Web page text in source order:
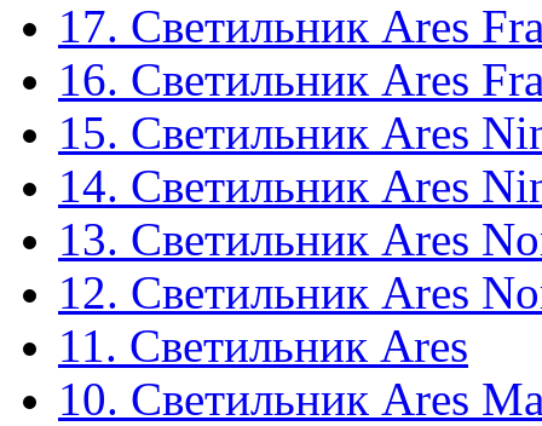
17. Светильник Ares
16. Светильник Ares
15. Светильник Ares
14. Светильник Ares
13. Светильник Ares
12. Светильник Ares
11. Светильник Ares
10. Светильник Ares